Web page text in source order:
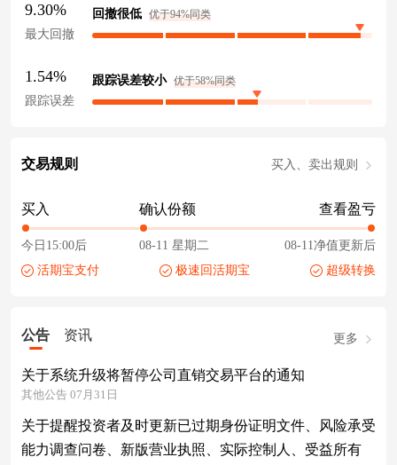
9.30%
最大回撤
回撤很低 优于94%同类
1.54%
跟踪误差
跟踪误差较小 优于58%同类
交易规则 买入、卖出规则
买入
今日15:00后
确认份额
08-11 星期二
查看盈亏
08-11净值更新后
活期宝支付
极速回活期宝 超级转换
公告 资讯 更多
关于系统升级将暂停公司直销交易平台的通知
其他公告 07月31日
关于提醒投资者及时更新已过期身份证明文件、风险承受
能力调查问卷、新版营业执照、实际控制人、受益所有